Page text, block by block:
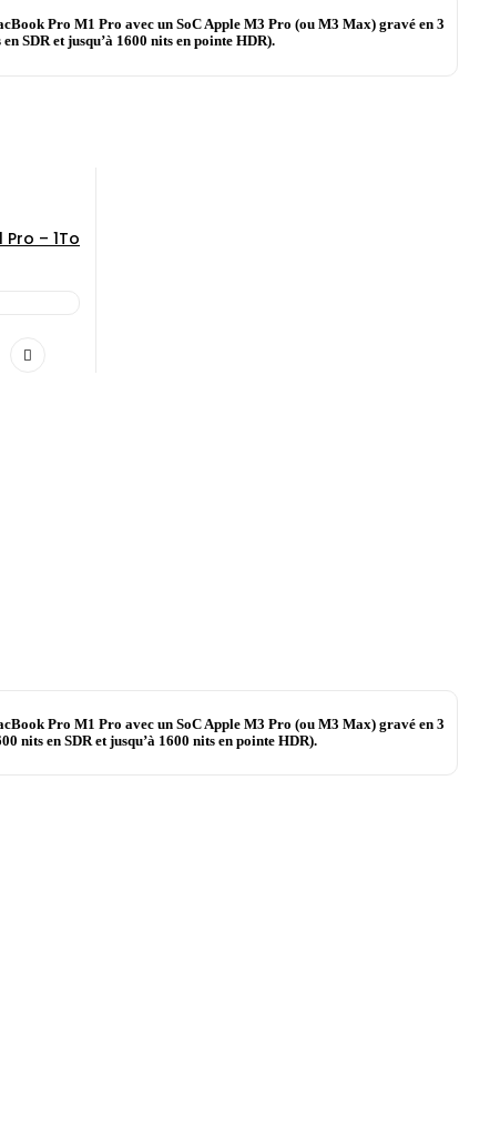
Pro M1 Pro avec un SoC Apple M3 Pro (ou M3 Max) gravé en 3
SDR et jusqu’à 1600 nits en pointe HDR).
Pro – 1To
Pro M1 Pro avec un SoC Apple M3 Pro (ou M3 Max) gravé en 3
nits en SDR et jusqu’à 1600 nits en pointe HDR).